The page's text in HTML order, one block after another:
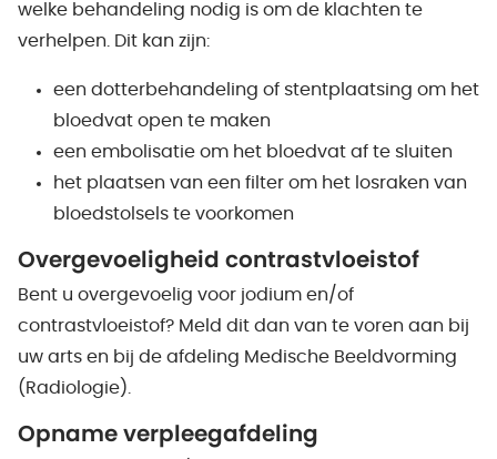
welke behandeling nodig is om de klachten te
verhelpen. Dit kan zijn:
een dotterbehandeling of stentplaatsing om het
bloedvat open te maken
een embolisatie om het bloedvat af te sluiten
het plaatsen van een filter om het losraken van
bloedstolsels te voorkomen
Overgevoeligheid contrastvloeistof
Bent u overgevoelig voor jodium en/of
contrastvloeistof? Meld dit dan van te voren aan bij
uw arts en bij de afdeling Medische Beeldvorming
(Radiologie).
Opname verpleegafdeling